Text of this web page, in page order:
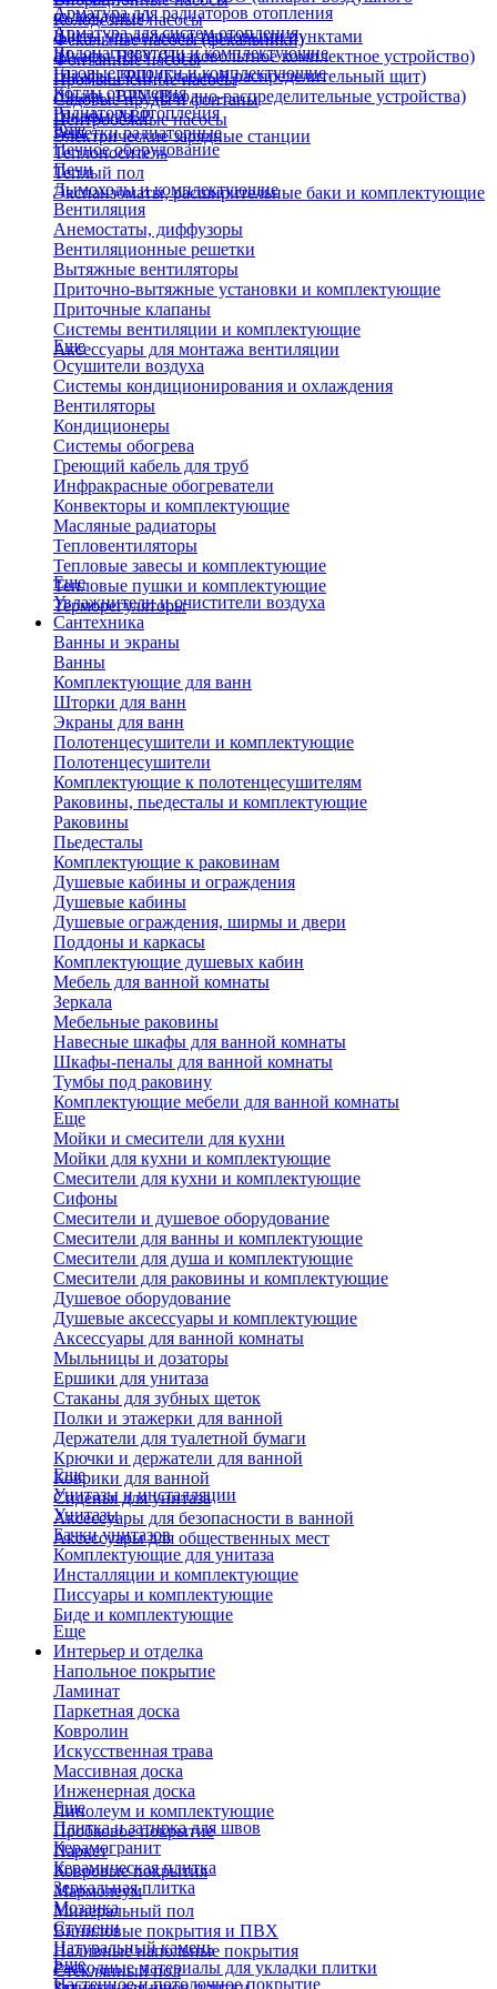
Колодезные насосы
Фекальные насосы (фекальники)
Фонтанные насосы
Промышленные насосы
Садовые пруды и фонтаны
Центробежные насосы
охлаждения)
Щиты управления тепловыми пунктами
Шкафы НКУ (Низковольтное комплектное устройство)
Шкафы ГРЩ (Главный распределительный щит)
Шкафы ВРУ (Вводно-распределительные устройства)
Шкафы АВР
Электрические зарядные станции
Арматура для радиаторов отопления
Арматура для систем отопления
Водонагреватели и комплектующие
Газовые колонки и комплектующие
Котлы отопления
Радиаторы отопления
Решетки радиаторные
Теплоноситель
Теплый пол
Экспанзоматы, расширительные баки и комплектующие
Еще
Печное оборудование
Печи
Дымоходы и комплектующие
Вентиляция
Анемостаты, диффузоры
Вентиляционные решетки
Вытяжные вентиляторы
Приточно-вытяжные установки и комплектующие
Приточные клапаны
Системы вентиляции и комплектующие
Аксессуары для монтажа вентиляции
Еще
Осушители воздуха
Системы кондиционирования и охлаждения
Вентиляторы
Кондиционеры
Системы обогрева
Греющий кабель для труб
Инфракрасные обогреватели
Конвекторы и комплектующие
Масляные радиаторы
Тепловентиляторы
Тепловые завесы и комплектующие
Тепловые пушки и комплектующие
Терморегуляторы
Еще
Увлажнители и очистители воздуха
Сантехника
Ванны и экраны
Ванны
Комплектующие для ванн
Шторки для ванн
Экраны для ванн
Полотенцесушители и комплектующие
Полотенцесушители
Комплектующие к полотенцесушителям
Раковины, пьедесталы и комплектующие
Раковины
Пьедесталы
Комплектующие к раковинам
Душевые кабины и ограждения
Душевые кабины
Душевые ограждения, ширмы и двери
Поддоны и каркасы
Комплектующие душевых кабин
Мебель для ванной комнаты
Зеркала
Мебельные раковины
Навесные шкафы для ванной комнаты
Шкафы-пеналы для ванной комнаты
Тумбы под раковину
Комплектующие мебели для ванной комнаты
Еще
Мойки и смесители для кухни
Мойки для кухни и комплектующие
Смесители для кухни и комплектующие
Сифоны
Смесители и душевое оборудование
Смесители для ванны и комплектующие
Смесители для душа и комплектующие
Смесители для раковины и комплектующие
Душевое оборудование
Душевые аксессуары и комплектующие
Аксессуары для ванной комнаты
Мыльницы и дозаторы
Ершики для унитаза
Стаканы для зубных щеток
Полки и этажерки для ванной
Держатели для туалетной бумаги
Крючки и держатели для ванной
Коврики для ванной
Сиденья для унитаза
Аксессуары для безопасности в ванной
Аксессуары для общественных мест
Еще
Унитазы и инсталляции
Унитазы
Бачки унитазов
Комплектующие для унитаза
Инсталляции и комплектующие
Писсуары и комплектующие
Биде и комплектующие
Еще
Интерьер и отделка
Напольное покрытие
Ламинат
Паркетная доска
Ковролин
Искусственная трава
Массивная доска
Инженерная доска
Линолеум и комплектующие
Пробковое покрытие
Паркет
Ковровые покрытия
Мармолеум
Минеральный пол
Виниловые покрытия и ПВХ
Наливные напольные покрытия
Стеклянный пол
Еще
Плитка и затирка для швов
Керамогранит
Керамическая плитка
Зеркальная плитка
Мозаика
Ступени
Натуральный камень
Расходные материалы для укладки плитки
Еще
Настенное и потолочное покрытие